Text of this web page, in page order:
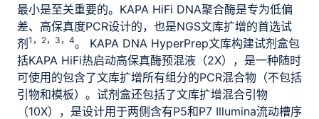
最小是至关重要的。KAPA HiFi DNA聚合酶是专为低偏
差、高保真度PCR设计的，也是NGS文库扩增的首选试
剂 1，2，3，4。 KAPA DNA HyperPrep文库构建试剂盒包
括KAPA HiFi热启动高保真酶预混液（2X），是一种随时
可使用的包含了文库扩增所有组分的PCR混合物（不包括
引物和模板）。试剂盒还包括了文库扩增混合引物
（10X），是设计用于两侧含有P5和P7 Illumina流动槽序